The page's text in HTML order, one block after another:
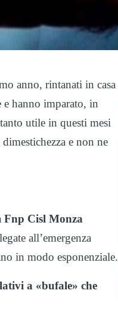
anno, rintanati in casa
hanno imparato, in
utile in questi mesi
e non ne
Fnp Cisl Monza
all’emergenza
in modo esponenziale.
a «bufale» che